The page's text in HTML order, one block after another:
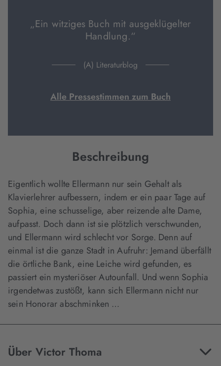
„Ein witziges Buch mit ausgeklügelter
Handlung.“
(A) Literaturblog
Alle Pressestimmen zum Buch
Beschreibung
Eigentlich wollte Ellermann nur sein Gehalt als
Klavierlehrer aufbessern, indem er ein paar Tage auf
Sophia, eine schusselige, aber reizende alte Dame,
aufpasst. Doch dann ist sie plötzlich verschwunden,
und Ellermann wird schlecht vor Sorge. Denn auf
einmal ist die ganze Stadt in Aufruhr: Jemand überfällt
die örtliche Bank, eine Leiche wird gefunden, es
passiert ein mysteriöser Autounfall. Und wenn Sophia
irgendetwas zustößt, kann sich Ellermann nicht nur
sein Honorar abschminken …
Über Victor Thoma